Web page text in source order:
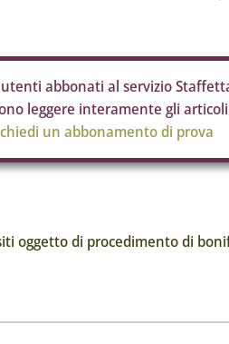
utenti abbonati al servizio
leggere interamente gli
un abbonamento di prova
notizia
oggetto di procedimento di